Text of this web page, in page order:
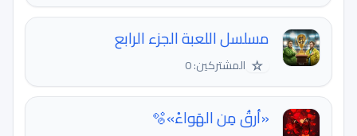
مسلسل اللعبة الجزء الرابع
☆ المشتركين: 0
«أرقُ مِن الهَواءْ»🫧